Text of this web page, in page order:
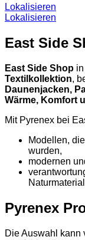
Lokalisieren
Lokalisieren
East Side
East Side Shop
Textilkollektion,
Daunenjacken,
Wärme, Komfort
Mit Pyrenex bei
Modellen,
wurden,
modernen
Pyrenex
Die Auswahl kann